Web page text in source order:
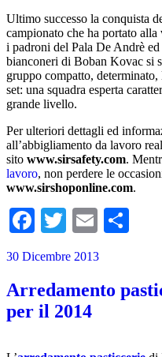
Ultimo successo la conquista
campionato che ha portato
i padroni del Pala De Andrè
bianconeri di Boban Kovac si
gruppo compatto,
set: una squadra esperta
grande livello.
Per ulteriori dettagli ed
all’abbigliamento da lavoro
sito www.sirsafety.com.
lavoro, non perdere le
www.sirshoponline.com.
Facebook
TwitterEmail
30 Dicembre 2013
Arredamento
per il 2014